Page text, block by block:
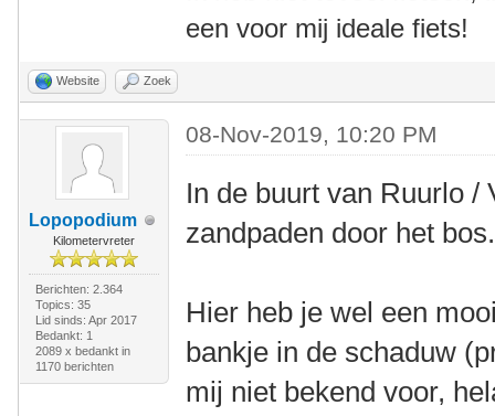
een voor mij ideale fiets!
Website Zoek
Lopopodium
Kilometervreter
Berichten: 2.364
Topics: 35
Lid sinds: Apr 2017
Bedankt: 1
2089 x bedankt in
1170 berichten
08-Nov-2019, 10:20 PM
In de buurt van Ruurlo /
zandpaden door het bos.
Hier heb je wel een
bankje in de schaduw
mij niet bekend voor,